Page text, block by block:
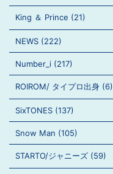
King ＆ Prince (21)
NEWS (222)
Number_i (217)
ROIROM/ タイプロ出身 (6)
SixTONES (137)
Snow Man (105)
STARTO/ジャニーズ (59)